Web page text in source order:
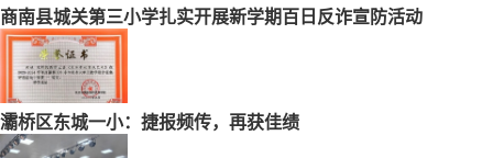
商南县城关第三小学扎实开展新学期百日反诈宣防活动
灞桥区东城一小：捷报频传，再获佳绩